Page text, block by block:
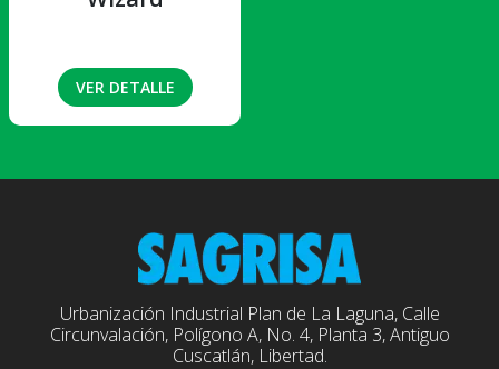
VER DETALLE
Urbanización Industrial Plan de La Laguna, Calle
Circunvalación, Polígono A, No. 4, Planta 3, Antiguo
Cuscatlán, Libertad.